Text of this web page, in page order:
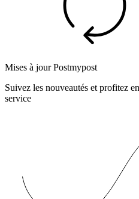
Mises à jour Postmypost
Suivez les nouveautés et profitez
service